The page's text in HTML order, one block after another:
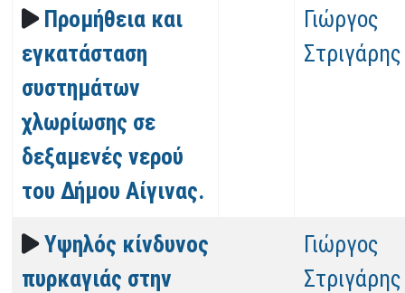
Προμήθεια και
εγκατάσταση
συστημάτων
χλωρίωσης σε
δεξαμενές νερού
του Δήμου Αίγινας.
Γιώργος
Στριγάρης
Υψηλός κίνδυνος
πυρκαγιάς στην
Γιώργος
Στριγάρης